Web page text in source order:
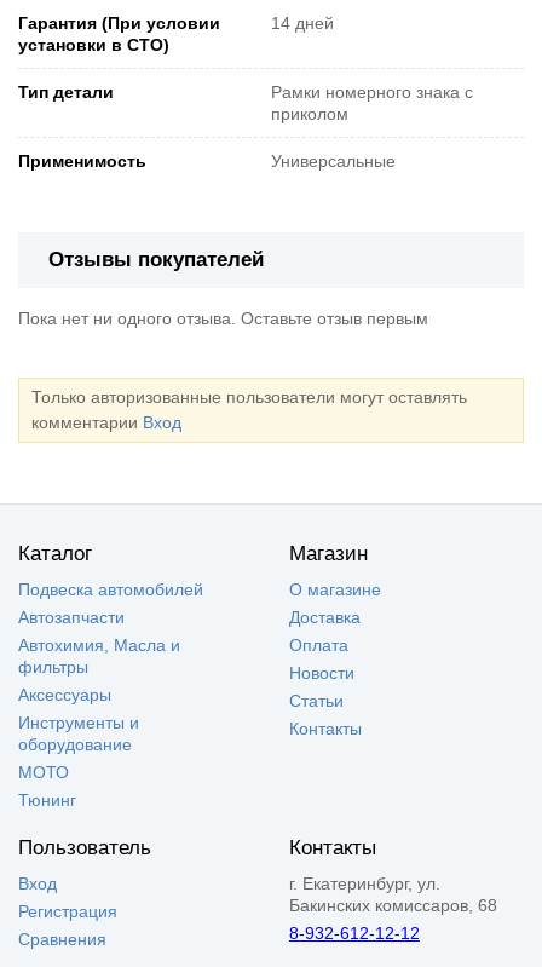
Гарантия (При условии
установки в СТО)
14 дней
Тип детали
Рамки номерного знака с
приколом
Применимость Универсальные
Отзывы покупателей
Пока нет ни одного отзыва. Оставьте отзыв первым
Только авторизованные пользователи могут оставлять
комментарии Вход
Каталог
Подвеска автомобилей
Автозапчасти
Автохимия, Масла и
фильтры
Аксессуары
Инструменты и
оборудование
МОТО
Тюнинг
Магазин
О магазине
Доставка
Оплата
Новости
Статьи
Контакты
Пользователь
Вход
Регистрация
Сравнения
Контакты
г. Екатеринбург, ул.
Бакинских комиссаров, 68
8-932-612-12-12